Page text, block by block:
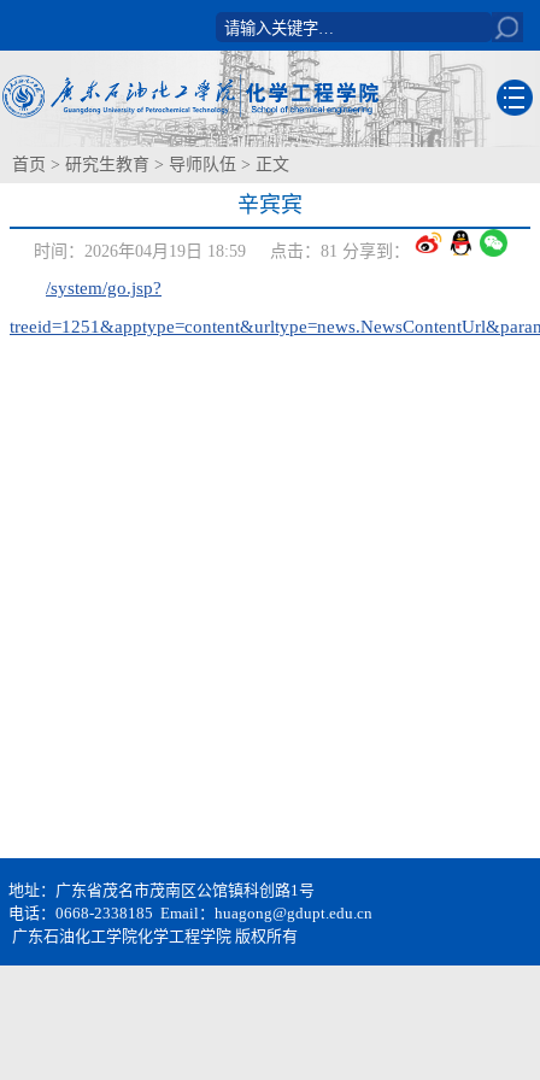
首页 > 研究生教育 > 导师队伍 > 正文
辛宾宾
时间：2026年04月19日 18:59 点击： 81 分享到：
/system/go.jsp?
地址：广东省茂名市茂南区公馆镇科创路1号
电话：0668-2338185 Email：huagong@gdupt.edu.cn
广东石油化工学院化学工程学院 版权所有